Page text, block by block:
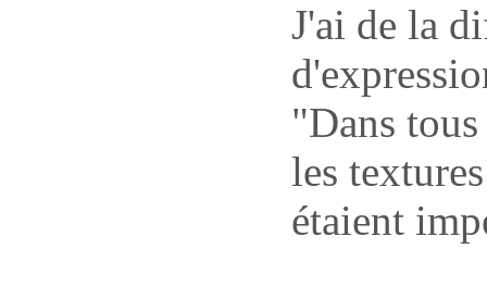
J'ai de la
"Dans
les
étaient